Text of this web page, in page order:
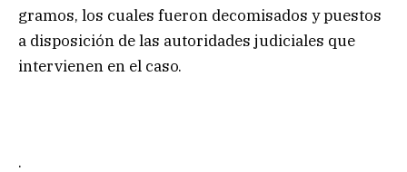
gramos, los cuales fueron decomisados y puestos
a disposición de las autoridades judiciales que
intervienen en el caso.
.